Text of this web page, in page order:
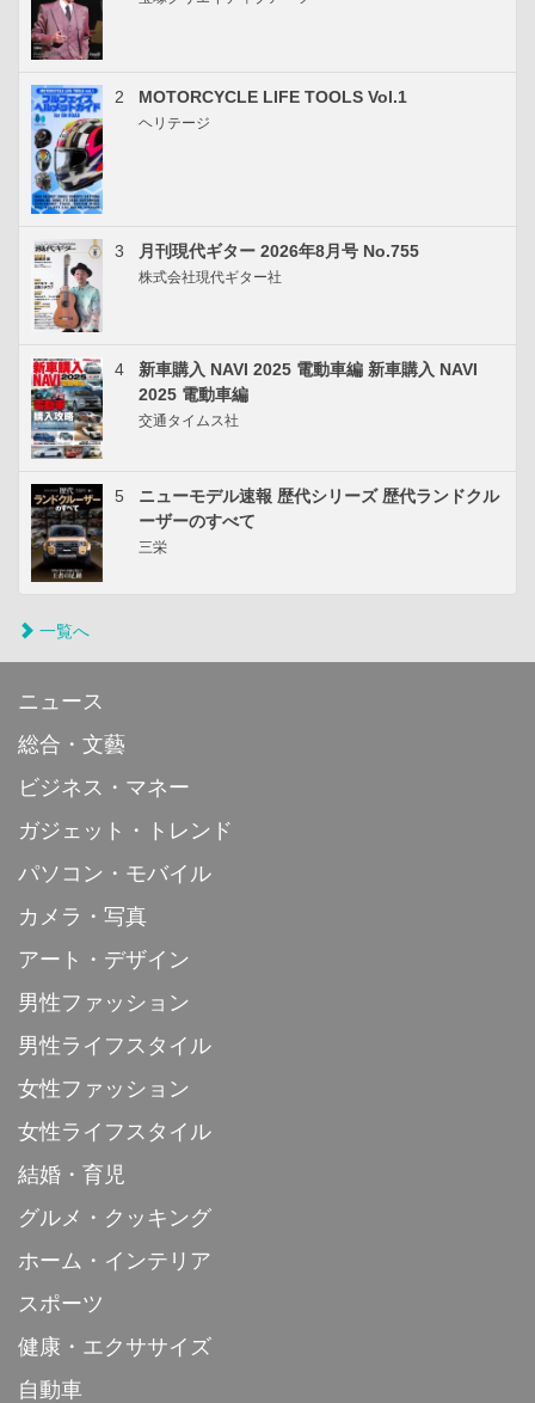
2 MOTORCYCLE LIFE TOOLS Vol.1
ヘリテージ
3 月刊現代ギター 2026年8月号 No.755
株式会社現代ギター社
4
新車購入 NAVI 2025 電動車編 新車購入 NAVI
2025 電動車編
交通タイムス社
5
ニューモデル速報 歴代シリーズ 歴代ランドクル
ーザーのすべて
三栄
一覧へ
ニュース
総合・文藝
ビジネス・マネー
ガジェット・トレンド
パソコン・モバイル
カメラ・写真
アート・デザイン
男性ファッション
男性ライフスタイル
女性ファッション
女性ライフスタイル
結婚・育児
グルメ・クッキング
ホーム・インテリア
スポーツ
健康・エクササイズ
自動車